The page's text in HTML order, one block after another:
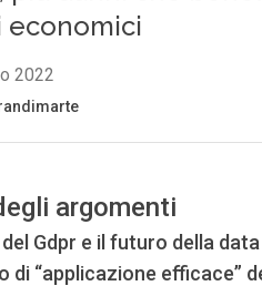
argomenti
Gdpr e il futuro della
di “applicazione efficace”